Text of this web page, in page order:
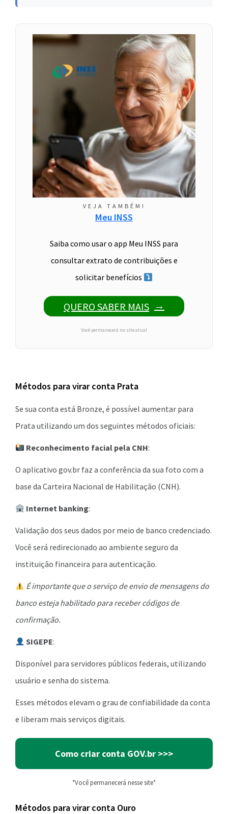
VEJA TAMBÉM!
Meu INSS
Saiba como usar o app Meu INSS para
consultar extrato de contribuições e
solicitar benefícios
QUERO SABER MAIS
Você permanecerá no site atual
Métodos para virar conta Prata
Se sua conta está Bronze, é possível aumentar para
Prata utilizando um dos seguintes métodos oficiais:
Reconhecimento facial pela CNH:
O aplicativo gov.br faz a conferência da sua foto com a
base da Carteira Nacional de Habilitação (CNH).
Internet banking:
Validação dos seus dados por meio de banco credenciado.
Você será redirecionado ao ambiente seguro da
instituição financeira para autenticação.
É importante que o serviço de envio de mensagens do
banco esteja habilitado para receber códigos de
confirmação.
SIGEPE:
Disponível para servidores públicos federais, utilizando
usuário e senha do sistema.
Esses métodos elevam o grau de confiabilidade da conta
e liberam mais serviços digitais.
Como criar conta GOV.br >>>
*Você permanecerá nesse site*
Métodos para virar conta Ouro